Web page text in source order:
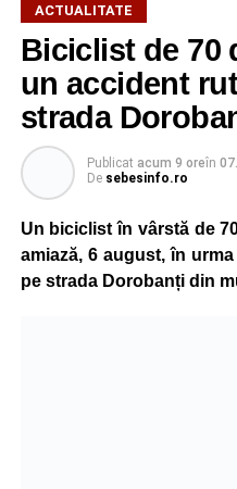
ACTUALITATE
Biciclist de 70
un accident
strada
Publicat acum 9 oreîn
De sebesinfo.ro
Un biciclist în vârstă de
amiază, 6 august, în
pe strada Dorobanți din